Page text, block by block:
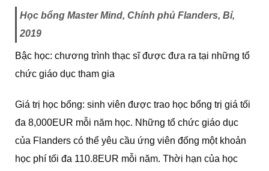
Học bổng Master Mind, Chính phủ Flanders, Bỉ,
2019
Bậc học: chương trình thạc sĩ được đưa ra tại những tổ
chức giáo dục tham gia
Giá trị học bổng: sinh viên được trao học bổng trị giá tối
đa 8,000EUR mỗi năm học. Những tổ chức giáo dục
của Flanders có thể yêu cầu ứng viên đống một khoản
học phí tối đa 110.8EUR mỗi năm. Thời hạn của học